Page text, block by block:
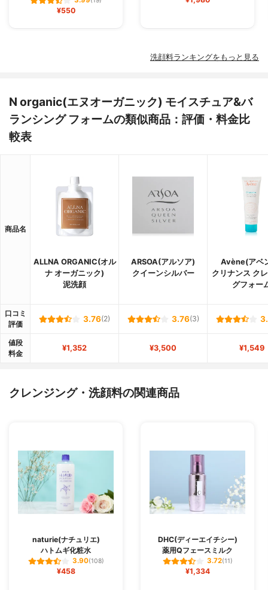
¥550
洗顔料ランキングをもっと見る
N organic(エヌオーガニック) モイスチュア&バ
ランシング フォームの類似商品：評価・料金比
較表
商品名
ALLNA ORGANIC(オル
ナ オーガニック)
泥洗顔
ARSOA(アルソア)
クイーンシルバー
Avène(アベ
クリナンス ク
グフォー
口コミ
評価
3.76(2) 3.76(3)
値段
料金
¥1,352 ¥3,500 ¥1,549
クレンジング・洗顔料の関連商品
naturie(ナチュリエ)
ハトムギ化粧水
3.90(108)
¥458
DHC(ディーエイチシー)
薬用Qフェースミルク
3.72(11)
¥1,334